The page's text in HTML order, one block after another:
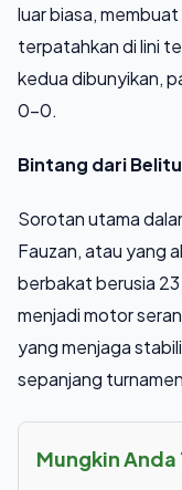
luar biasa,
terpatahkan di lini
kedua dibunyikan,
0-0.
Bintang dari
Sorotan utama
Fauzan, atau yang
berbakat berusia
menjadi motor
yang menjaga
sepanjang
Mungkin